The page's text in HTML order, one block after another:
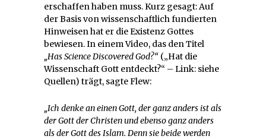
erschaffen haben muss. Kurz gesagt: Auf
der Basis von wissenschaftlich fundierten
Hinweisen hat er die Existenz Gottes
bewiesen. In einem Video, das den Titel
„Has Science Discovered God?“ („Hat die
Wissenschaft Gott entdeckt?“ – Link: siehe
Quellen) trägt, sagte Flew:
„Ich denke an einen Gott, der ganz anders ist als
der Gott der Christen und ebenso ganz anders
als der Gott des Islam. Denn sie beide werden